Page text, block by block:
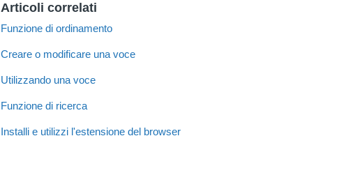
Articoli correlati
Funzione di ordinamento
Creare o modificare una voce
Utilizzando una voce
Funzione di ricerca
Installi e utilizzi l'estensione del browser